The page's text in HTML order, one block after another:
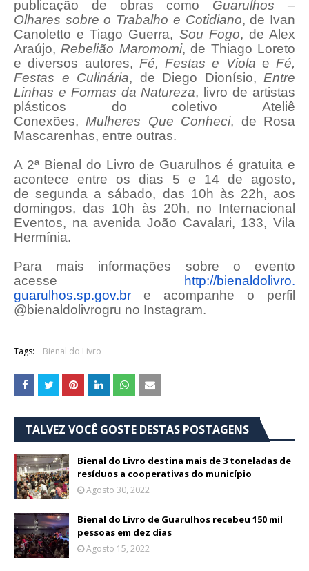
publicação de obras como Guarulhos –
Olhares sobre o Trabalho e Cotidiano, de Ivan
Canoletto e Tiago Guerra, Sou Fogo, de Alex
Araújo, Rebelião Maromomi, de Thiago Loreto
e diversos autores, Fé, Festas e Viola e Fé,
Festas e Culinária, de Diego Dionísio, Entre
Linhas e Formas da Natureza, livro de artistas
plásticos do coletivo Ateliê
Conexões, Mulheres Que Conheci, de Rosa
Mascarenhas, entre outras.
A 2ª Bienal do Livro de Guarulhos é gratuita e
acontece entre os dias 5 e 14 de agosto,
de segunda a sábado, das 10h às 22h, aos
domingos, das 10h às 20h, no Internacional
Eventos, na avenida João Cavalari, 133, Vila
Hermínia.
Para mais informações sobre o evento
acesse
http://bienaldolivro.
guarulhos.sp.gov.br e acompanhe o perfil
@bienaldolivrogru no Instagram.
Tags: Bienal do Livro
TALVEZ VOCÊ GOSTE DESTAS POSTAGENS
Bienal do Livro destina mais de 3 toneladas de
resíduos a cooperativas do município
Agosto 30, 2022
Bienal do Livro de Guarulhos recebeu 150 mil
pessoas em dez dias
Agosto 15, 2022